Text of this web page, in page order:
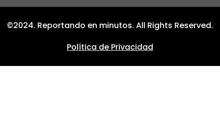
©2024. Reportando en minutos. All Rights Reserved.
Política de Privacidad